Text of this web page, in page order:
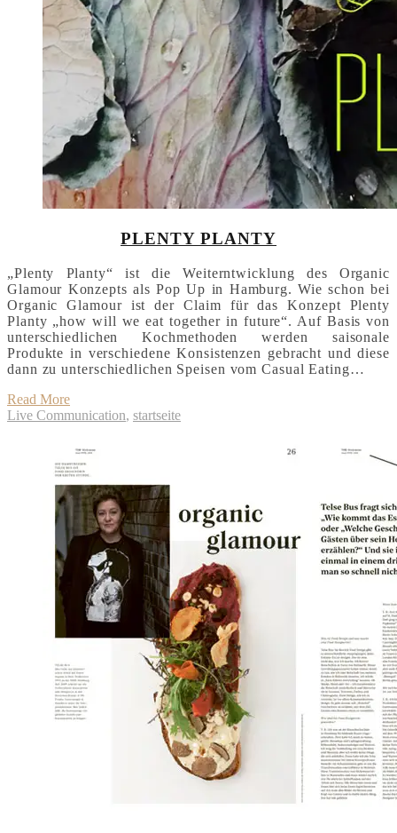
PLENTY PLANTY
„Plenty Planty“ ist die Weiterntwicklung des Organic
Glamour Konzepts als Pop Up in Hamburg. Wie schon bei
Organic Glamour ist der Claim für das Konzept Plenty
Planty „how will we eat together in future“. Auf Basis von
unterschiedlichen Kochmethoden werden saisonale
Produkte in verschiedene Konsistenzen gebracht und diese
dann zu unterschiedlichen Speisen vom Casual Eating…
Read More
Live Communication, startseite